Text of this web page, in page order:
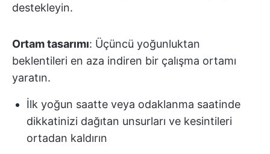
destekleyin.
Ortam tasarımı: Üçüncü yoğunluktan
beklentileri en aza indiren bir çalışma ortamı
yaratın.
İlk yoğun saatte veya odaklanma saatinde
dikkatinizi dağıtan unsurları ve kesintileri
ortadan kaldırın